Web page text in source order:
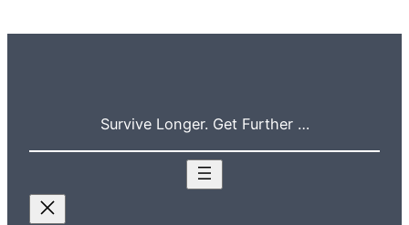
Survive Longer. Get Further …